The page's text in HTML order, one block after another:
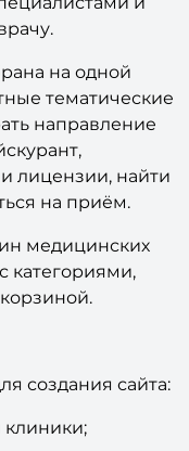
и
на одной
тематические
направление
лицензии, найти
на приём.
медицинских
создания сайта: